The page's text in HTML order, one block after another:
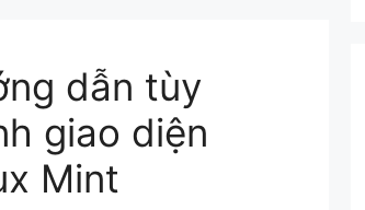
dẫn tùy
giao diện
Mint